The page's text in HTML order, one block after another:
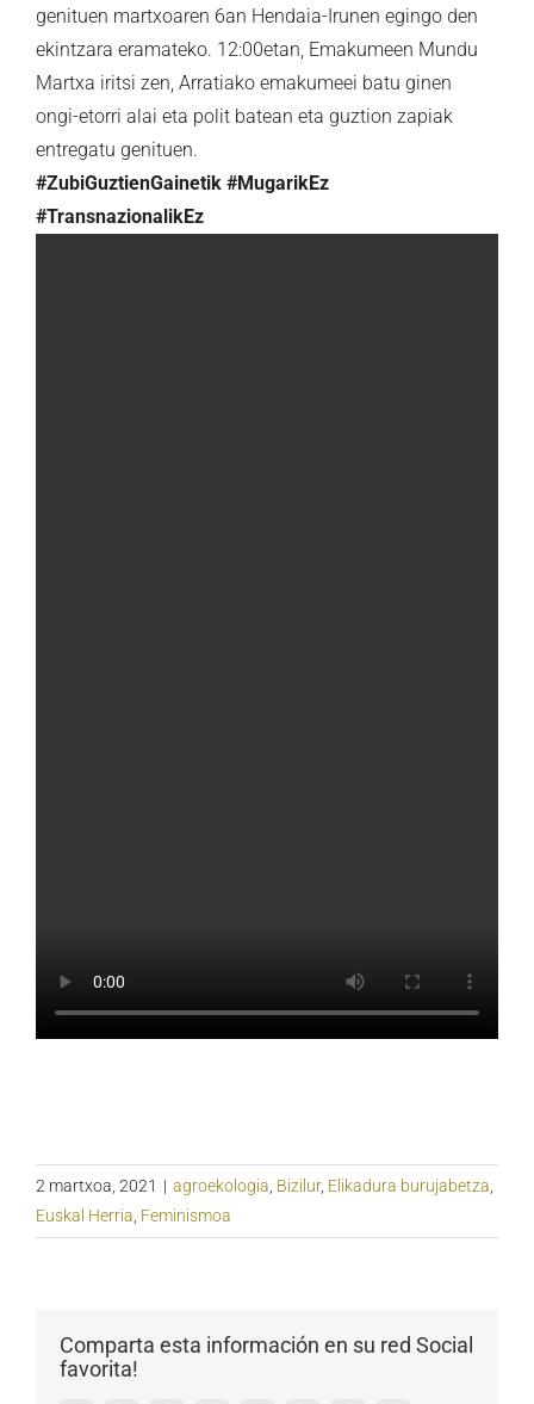
genituen martxoaren 6an Hendaia-Irunen egingo den
ekintzara eramateko. 12:00etan, Emakumeen Mundu
Martxa iritsi zen, Arratiako emakumeei batu ginen
ongi-etorri alai eta polit batean eta guztion zapiak
entregatu genituen.
#ZubiGuztienGainetik #MugarikEz
#TransnazionalikEz
2 martxoa, 2021 | agroekologia, Bizilur, Elikadura burujabetza,
Euskal Herria, Feminismoa
Comparta esta información en su red Social
favorita!